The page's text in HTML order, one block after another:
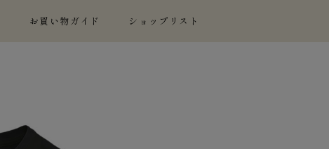
お買い物ガイド ショップリスト